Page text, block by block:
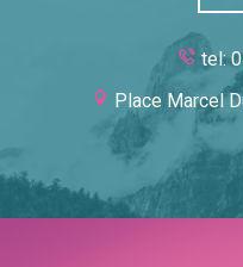
tel:
Place Marcel